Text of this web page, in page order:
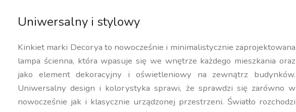
Uniwersalny i stylowy
Kinkiet marki Decorya to nowocześnie i minimalistycznie zaprojektowana
lampa ścienna, która wpasuje się we wnętrze każdego mieszkania oraz
jako element dekoracyjny i oświetleniowy na zewnątrz budynków.
Uniwersalny design i kolorystyka sprawi, że sprawdzi się zarówno w
nowocześnie jak i klasycznie urządzonej przestrzeni. Światło rozchodzi